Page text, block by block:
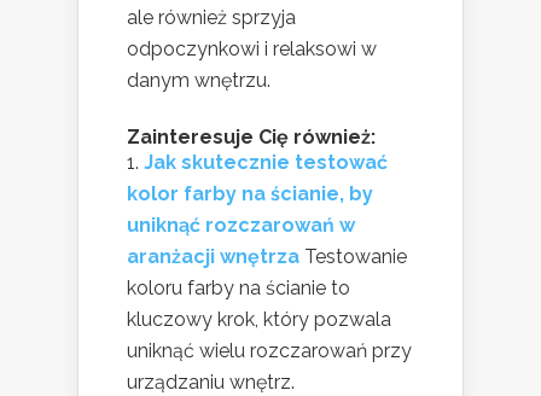
ale również sprzyja
odpoczynkowi i relaksowi w
danym wnętrzu.
Zainteresuje Cię również:
Jak skutecznie testować
kolor farby na ścianie, by
uniknąć rozczarowań w
aranżacji wnętrza Testowanie
koloru farby na ścianie to
kluczowy krok, który pozwala
uniknąć wielu rozczarowań przy
urządzaniu wnętrz.